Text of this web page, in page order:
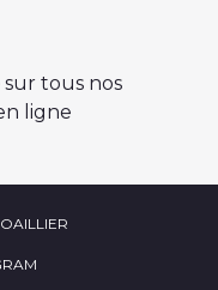
sur tous nos
ligne